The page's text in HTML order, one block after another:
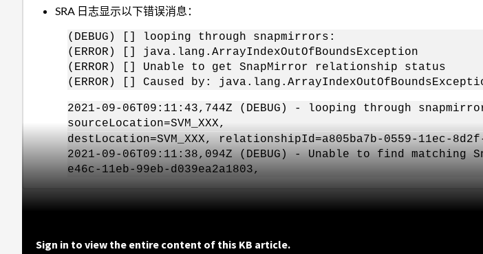
SRA 日志显示以下错误消息：
(DEBUG) [] looping through snapmirrors:
(ERROR) [] java.lang.ArrayIndexOutOfBoundsException
(ERROR) [] Unable to get SnapMirror relationship status
(ERROR) [] Caused by:
2021-09-06T09:11:43,744Z (DEBUG) - looping through
sourceLocation=SVM_XXX,
destLocation=SVM_XXX, relationshipId=a805ba7b-0559-11ec-
2021-09-06T09:11:38,094Z (DEBUG) - Unable to find matching
e46c-11eb-99eb-d039ea2a1803,
Sign in to view the entire content of this KB article.